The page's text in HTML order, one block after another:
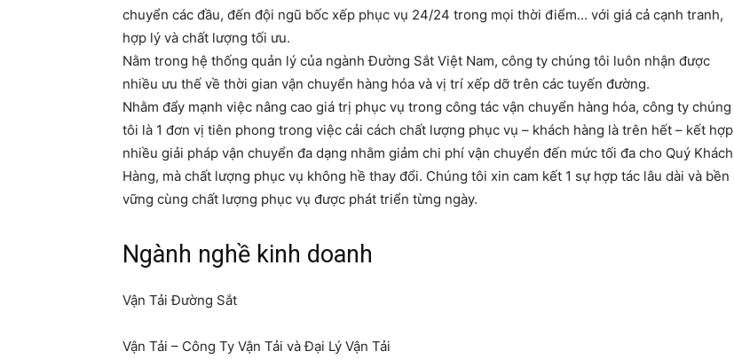
chuyển các đầu, đến đội ngũ bốc xếp phục vụ 24/24 trong mọi thời điểm… với giá cả cạnh tranh,
hợp lý và chất lượng tối ưu.
Nằm trong hệ thống quản lý của ngành Đường Sắt Việt Nam, công ty chúng tôi luôn nhận được
nhiều ưu thế về thời gian vận chuyển hàng hóa và vị trí xếp dỡ trên các tuyến đường.
Nhằm đẩy mạnh việc nâng cao giá trị phục vụ trong công tác vận chuyển hàng hóa, công ty chúng
tôi là 1 đơn vị tiên phong trong việc cải cách chất lượng phục vụ – khách hàng là trên hết – kết hợp
nhiều giải pháp vận chuyển đa dạng nhằm giảm chi phí vận chuyển đến mức tối đa cho Quý Khách
Hàng, mà chất lượng phục vụ không hề thay đổi. Chúng tôi xin cam kết 1 sự hợp tác lâu dài và bền
vững cùng chất lượng phục vụ được phát triển từng ngày.
Ngành nghề kinh doanh
Vận Tải Đường Sắt
Vận Tải – Công Ty Vận Tải và Đại Lý Vận Tải